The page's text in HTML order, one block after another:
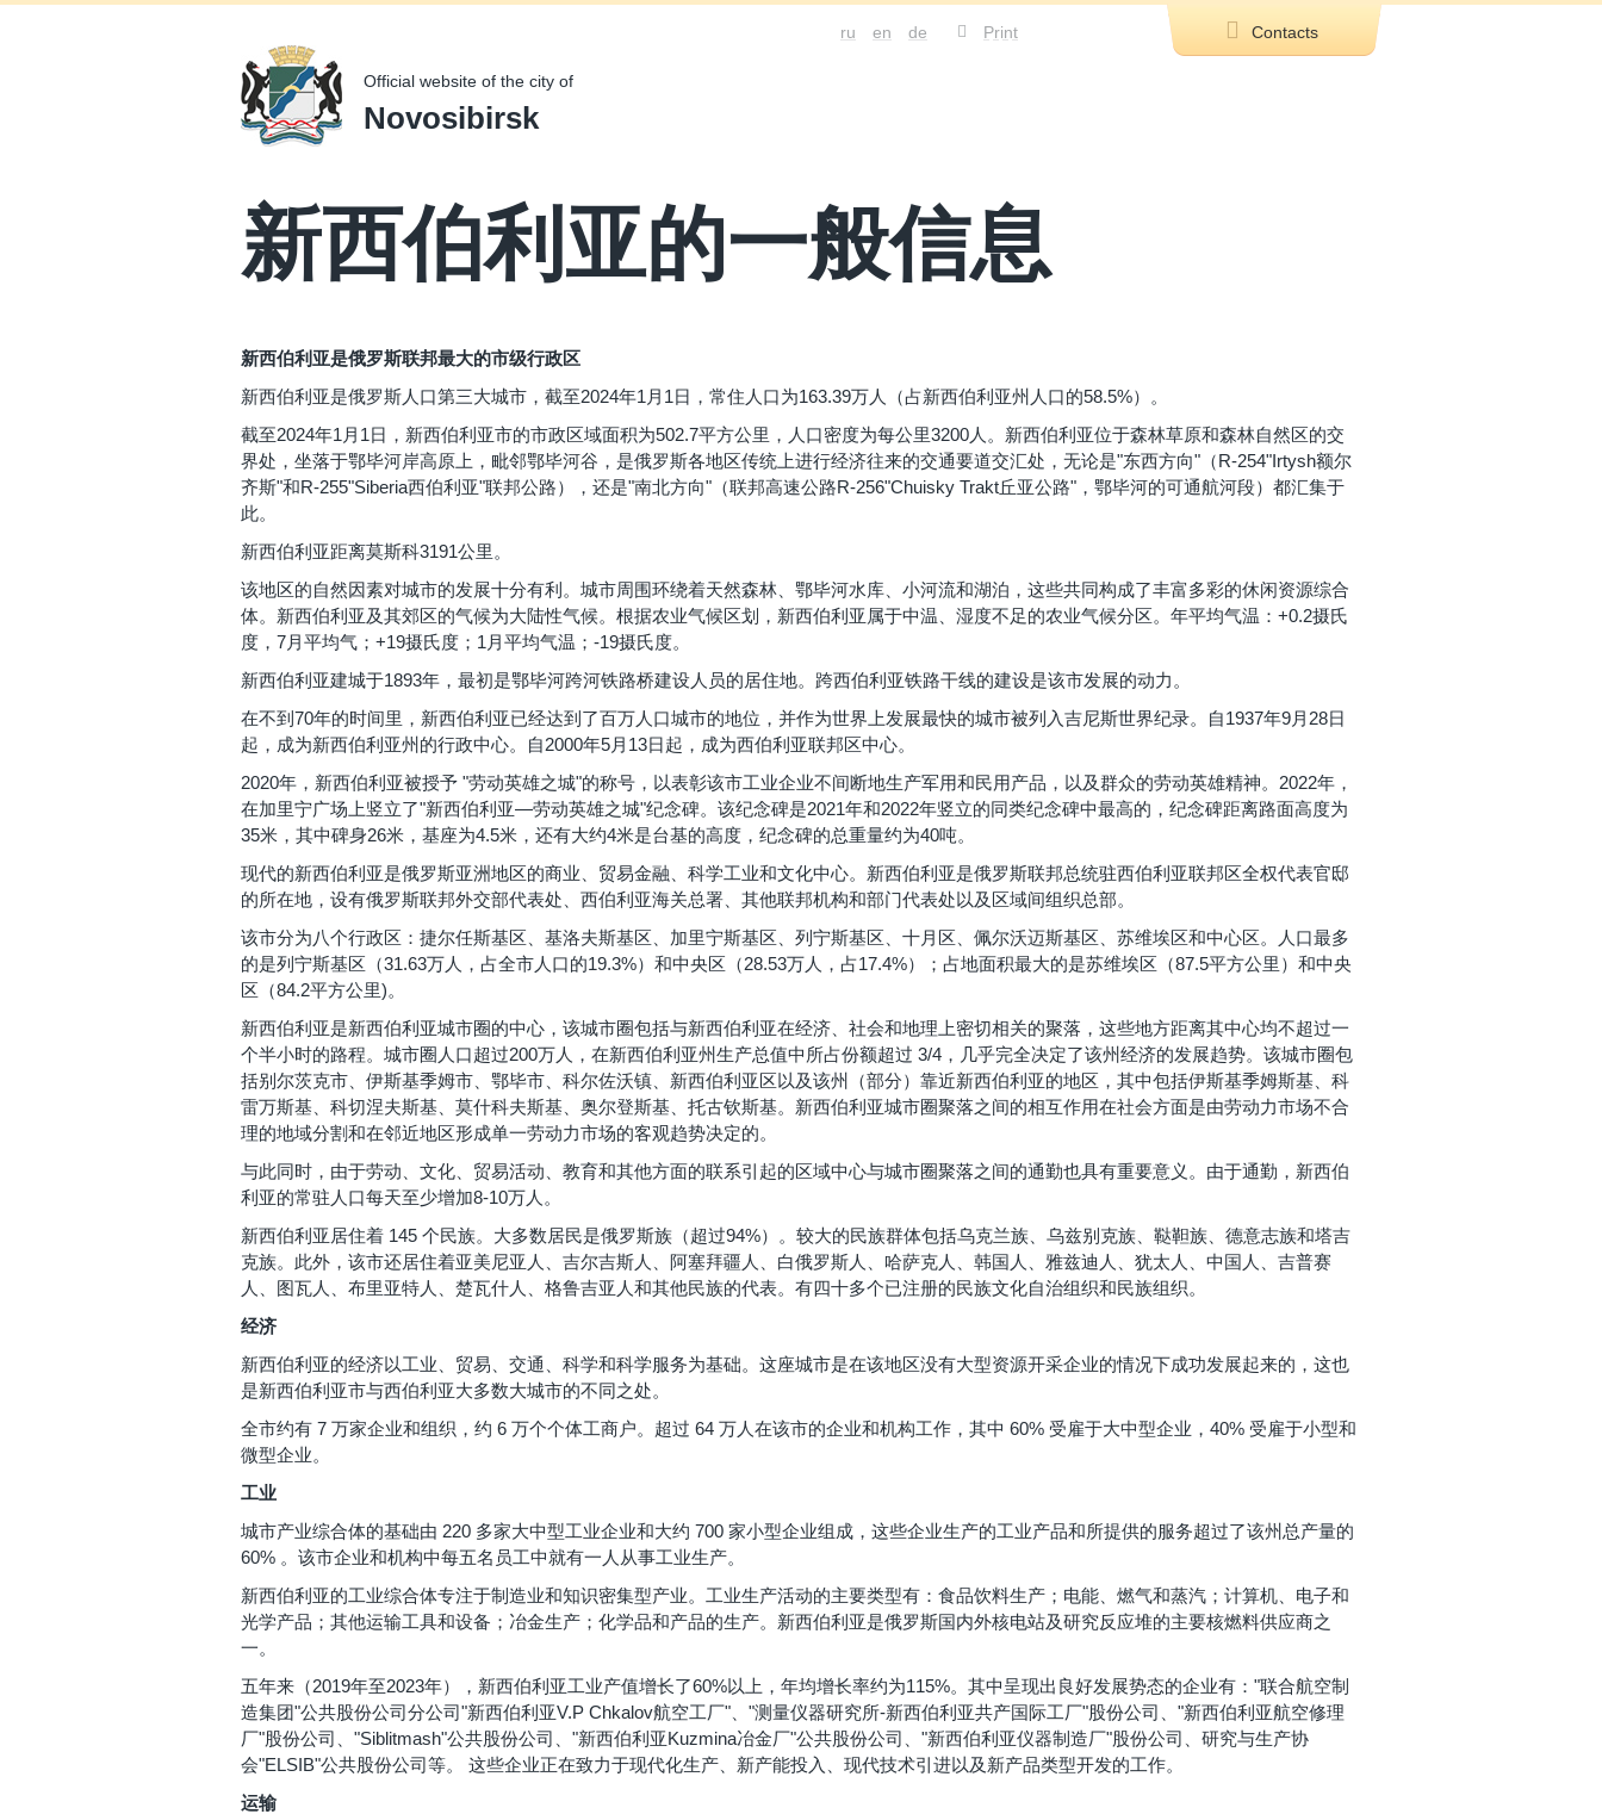
Contacts
Official website of the city of
Novosibirsk
ru en de Print
新西伯利亚的一般信息
新西伯利亚是俄罗斯联邦最大的市级行政区
新西伯利亚是俄罗斯人口第三大城市，截至2024年1月1日，常住人口为163.39万人（占新西伯利亚州人口的58.5%）。
截至2024年1月1日，新西伯利亚市的市政区域面积为502.7平方公里，人口密度为每公里3200人。新西伯利亚位于森林草原和森林自然区的交
界处，坐落于鄂毕河岸高原上，毗邻鄂毕河谷，是俄罗斯各地区传统上进行经济往来的交通要道交汇处，无论是"东西方向"（R-254"Irtysh额尔
齐斯"和R-255"Siberia西伯利亚"联邦公路），还是"南北方向"（联邦高速公路R-256"Chuisky Trakt丘亚公路"，鄂毕河的可通航河段）都汇集于
此。
新西伯利亚距离莫斯科3191公里。
该地区的自然因素对城市的发展十分有利。城市周围环绕着天然森林、鄂毕河水库、小河流和湖泊，这些共同构成了丰富多彩的休闲资源综合
体。新西伯利亚及其郊区的气候为大陆性气候。根据农业气候区划，新西伯利亚属于中温、湿度不足的农业气候分区。年平均气温：+0.2摄氏
度，7月平均气；+19摄氏度；1月平均气温；-19摄氏度。
新西伯利亚建城于1893年，最初是鄂毕河跨河铁路桥建设人员的居住地。跨西伯利亚铁路干线的建设是该市发展的动力。
在不到70年的时间里，新西伯利亚已经达到了百万人口城市的地位，并作为世界上发展最快的城市被列入吉尼斯世界纪录。自1937年9月28日
起，成为新西伯利亚州的行政中心。自2000年5月13日起，成为西伯利亚联邦区中心。
2020年，新西伯利亚被授予 "劳动英雄之城"的称号，以表彰该市工业企业不间断地生产军用和民用产品，以及群众的劳动英雄精神。2022年，
在加里宁广场上竖立了"新西伯利亚—劳动英雄之城"纪念碑。该纪念碑是2021年和2022年竖立的同类纪念碑中最高的，纪念碑距离路面高度为
35米，其中碑身26米，基座为4.5米，还有大约4米是台基的高度，纪念碑的总重量约为40吨。
现代的新西伯利亚是俄罗斯亚洲地区的商业、贸易金融、科学工业和文化中心。新西伯利亚是俄罗斯联邦总统驻西伯利亚联邦区全权代表官邸
的所在地，设有俄罗斯联邦外交部代表处、西伯利亚海关总署、其他联邦机构和部门代表处以及区域间组织总部。
该市分为八个行政区：捷尔任斯基区、基洛夫斯基区、加里宁斯基区、列宁斯基区、十月区、佩尔沃迈斯基区、苏维埃区和中心区。人口最多
的是列宁斯基区（31.63万人，占全市人口的19.3%）和中央区（28.53万人，占17.4%）；占地面积最大的是苏维埃区（87.5平方公里）和中央
区（84.2平方公里)。
新西伯利亚是新西伯利亚城市圈的中心，该城市圈包括与新西伯利亚在经济、社会和地理上密切相关的聚落，这些地方距离其中心均不超过一
个半小时的路程。城市圈人口超过200万人，在新西伯利亚州生产总值中所占份额超过 3/4，几乎完全决定了该州经济的发展趋势。该城市圈包
括别尔茨克市、伊斯基季姆市、鄂毕市、科尔佐沃镇、新西伯利亚区以及该州（部分）靠近新西伯利亚的地区，其中包括伊斯基季姆斯基、科
雷万斯基、科切涅夫斯基、莫什科夫斯基、奥尔登斯基、托古钦斯基。新西伯利亚城市圈聚落之间的相互作用在社会方面是由劳动力市场不合
理的地域分割和在邻近地区形成单一劳动力市场的客观趋势决定的。
与此同时，由于劳动、文化、贸易活动、教育和其他方面的联系引起的区域中心与城市圈聚落之间的通勤也具有重要意义。由于通勤，新西伯
利亚的常驻人口每天至少增加8-10万人。
新西伯利亚居住着 145 个民族。大多数居民是俄罗斯族（超过94%）。较大的民族群体包括乌克兰族、乌兹别克族、鞑靼族、德意志族和塔吉
克族。此外，该市还居住着亚美尼亚人、吉尔吉斯人、阿塞拜疆人、白俄罗斯人、哈萨克人、韩国人、雅兹迪人、犹太人、中国人、吉普赛
人、图瓦人、布里亚特人、楚瓦什人、格鲁吉亚人和其他民族的代表。有四十多个已注册的民族文化自治组织和民族组织。
经济
新西伯利亚的经济以工业、贸易、交通、科学和科学服务为基础。这座城市是在该地区没有大型资源开采企业的情况下成功发展起来的，这也
是新西伯利亚市与西伯利亚大多数大城市的不同之处。
全市约有 7 万家企业和组织，约 6 万个个体工商户。超过 64 万人在该市的企业和机构工作，其中 60% 受雇于大中型企业，40% 受雇于小型和
微型企业。
工业
城市产业综合体的基础由 220 多家大中型工业企业和大约 700 家小型企业组成，这些企业生产的工业产品和所提供的服务超过了该州总产量的
60% 。该市企业和机构中每五名员工中就有一人从事工业生产。
新西伯利亚的工业综合体专注于制造业和知识密集型产业。工业生产活动的主要类型有：食品饮料生产；电能、燃气和蒸汽；计算机、电子和
光学产品；其他运输工具和设备；冶金生产；化学品和产品的生产。新西伯利亚是俄罗斯国内外核电站及研究反应堆的主要核燃料供应商之
一。
五年来（2019年至2023年），新西伯利亚工业产值增长了60%以上，年均增长率约为115%。其中呈现出良好发展势态的企业有："联合航空制
造集团"公共股份公司分公司"新西伯利亚V.P Chkalov航空工厂"、"测量仪器研究所-新西伯利亚共产国际工厂"股份公司、"新西伯利亚航空修理
厂"股份公司、"Siblitmash"公共股份公司、"新西伯利亚Kuzmina冶金厂"公共股份公司、"新西伯利亚仪器制造厂"股份公司、研究与生产协
会"ELSIB"公共股份公司等。 这些企业正在致力于现代化生产、新产能投入、现代技术引进以及新产品类型开发的工作。
运输